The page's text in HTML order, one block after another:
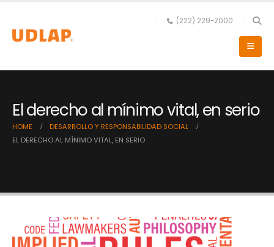
(222) 229-2000
El derecho al mínimo vital, en serio
HOME
DESARROLLO Y RESPONSABILIDAD SOCIAL
EL DERECHO AL MÍNIMO VITAL, EN SERIO